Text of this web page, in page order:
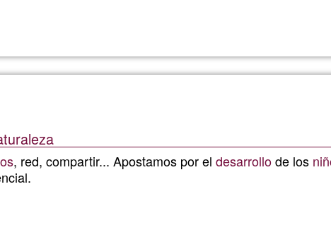
de
por
, red, compartir... Apostamos por el desarrollode los